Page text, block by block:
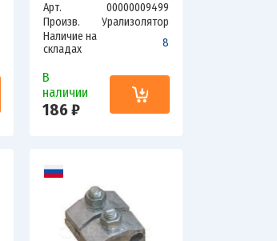
Арт.
00000009499
Произв.
Урализолятор
Наличие на
складах
8
В
наличии
186 ₽